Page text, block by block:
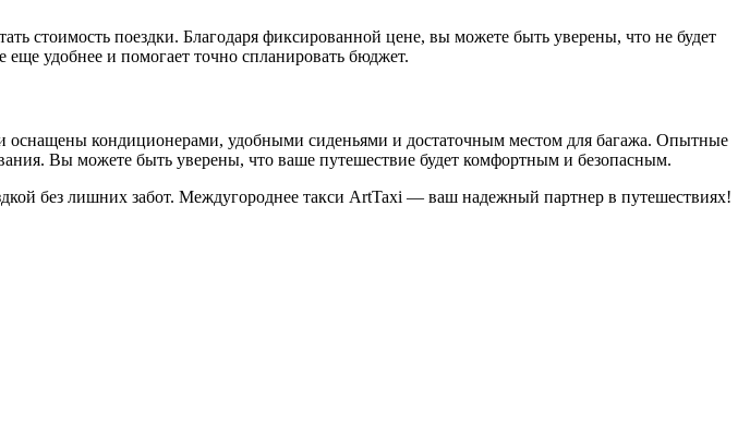
стоимость поездки. Благодаря фиксированной цене, вы можете быть уверены, что не будет
удобнее и помогает точно спланировать бюджет.
кондиционерами, удобными сиденьями и достаточным местом для багажа. Опытные
Вы можете быть уверены, что ваше путешествие будет комфортным и безопасным.
без лишних забот. Междугороднее такси ArtTaxi — ваш надежный партнер в путешествиях!